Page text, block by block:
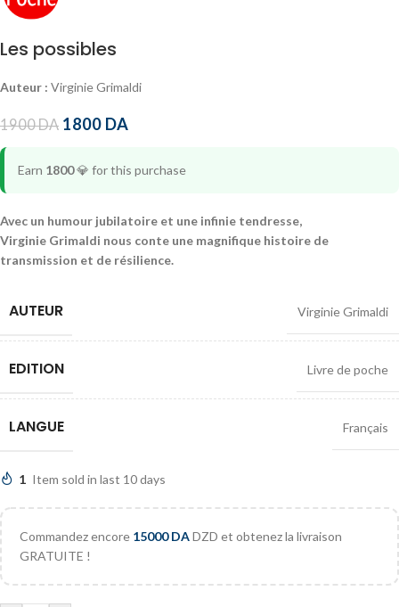
Les possibles
Auteur : Virginie Grimaldi
1900DA 1800 DA
Earn 1800💎 for this purchase
Avec un humour jubilatoire et une infinie tendresse,
Virginie Grimaldi nous conte une magnifique histoire de
transmission et de résilience.
AUTEUR Virginie Grimaldi
EDITION Livre de poche
LANGUE Français
1 Item sold in last 10 days
Commandez encore 15000DADZD et obtenez la livraison
GRATUITE !